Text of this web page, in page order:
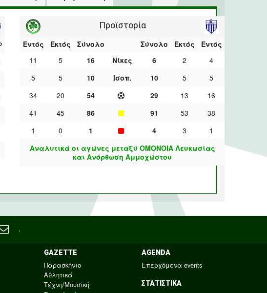
Προϊστορία
Εντός Εκτός Σύνολο Σύνολο Εκτός
Εντός
11
5 16 Νίκες 6 2
4
5
5 10 Ισοπ. 10 5
5
34
20 54 29 13
16
41
45 86 91 53
38
1
0 1 4 3
1
Αναλυτικά οι αγώνες μεταξύ ΟΜΟΝΟΙΑ Λευκωσίας
και Ανόρθωση Αμμοχώστου
·
GAZETTE
Παρασκήνιο
Αθλητικά
Τέχνη/Μουσική
AGENDA
Επερχόμενα events
ΣΤΑΤΙΣΤΙΚΑ